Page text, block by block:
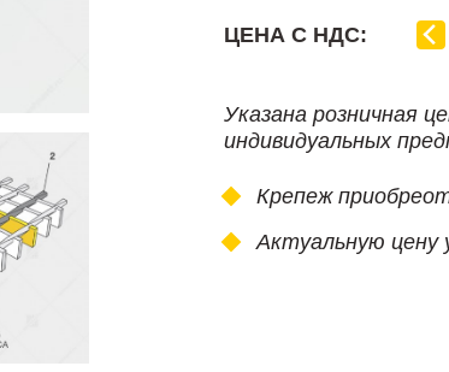
ЦЕНА С НДС:
Указана розничная
индивидуальных
Крепеж
Актуальную цену